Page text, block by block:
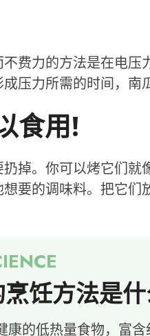
费力的方法是在电
压力所需的时间，南
食用!
掉。你可以烤它们就
要的调味料。把它
饪方法是
康的低热量食物，富